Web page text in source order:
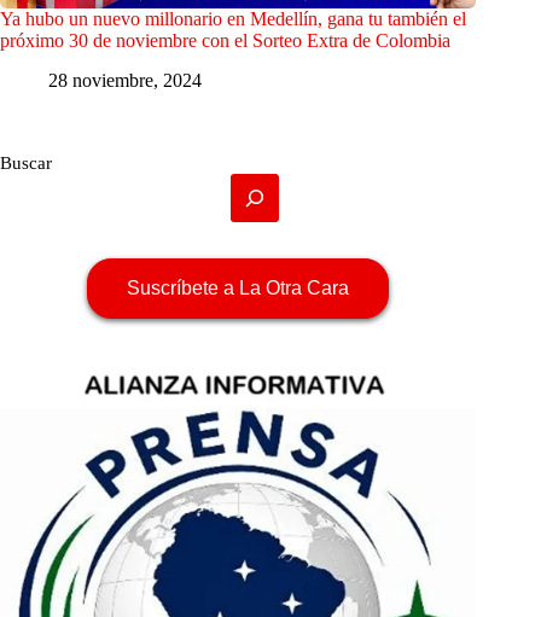
Ya hubo un nuevo millonario en Medellín, gana tu también el
próximo 30 de noviembre con el Sorteo Extra de Colombia
28 noviembre, 2024
Buscar
Suscríbete a La Otra Cara